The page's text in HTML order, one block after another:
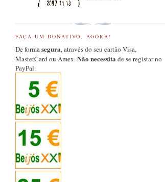
FAÇA UM DONATIVO, AGORA!
De formasegura, através do seu cartão Visa,
MasterCard ou Amex.Não necessita de se registar no
PayPal.